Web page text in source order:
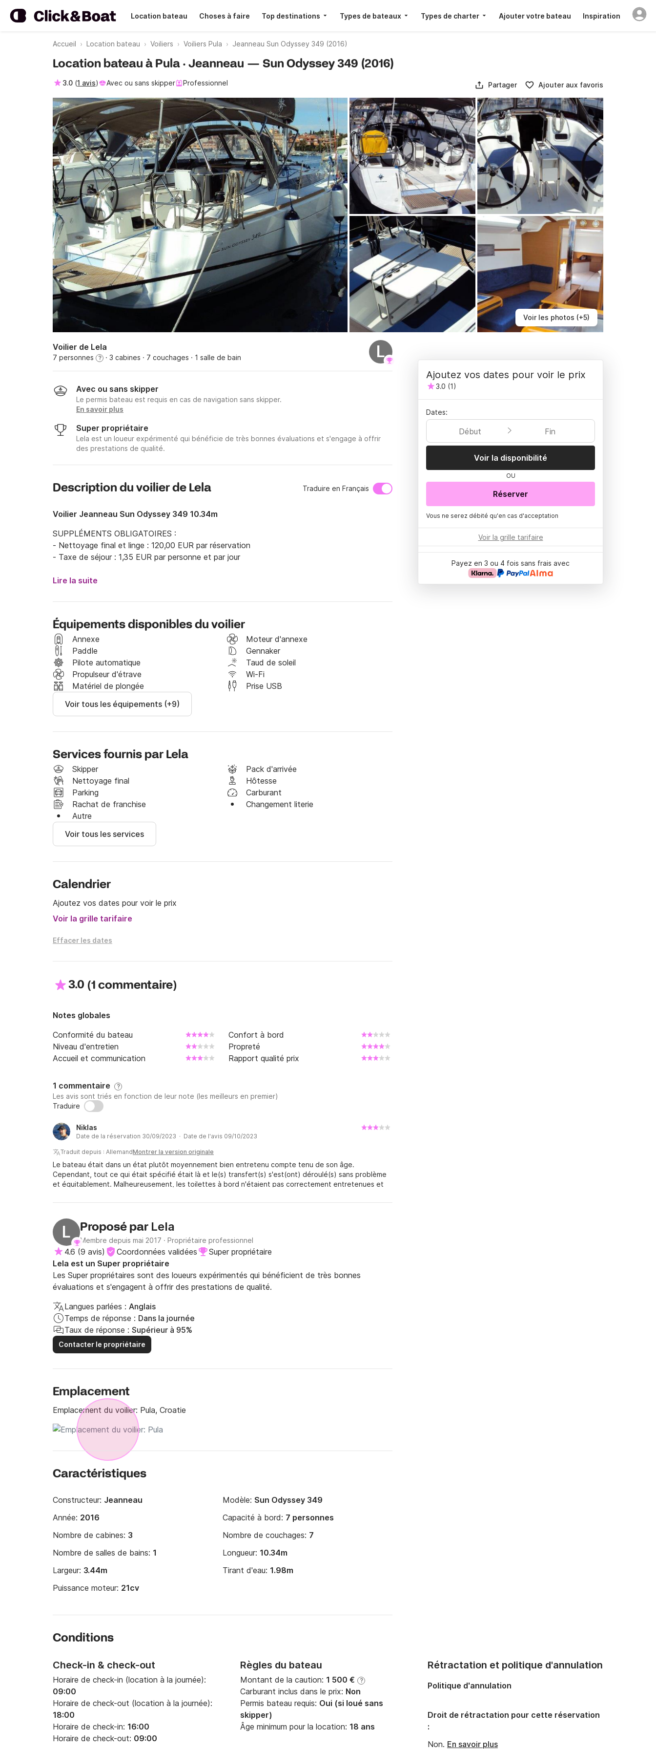
Location bateau Choses à faire Top destinations Types de bateaux Types de charter Ajouter votre bateau Inspiration
Accueil Location bateau Voiliers Voiliers Pula Jeanneau Sun Odyssey 349 (2016)
Voir les photos (+5)
Location bateau à Pula · Jeanneau — Sun Odyssey 349 (2016)
3.0 (1 avis) Avec ou sans skipper Professionnel Partager Ajouter aux favoris
Voilier de Lela
7 personnes ? · 3 cabines · 7 couchages · 1 salle de bain L
Avec ou sans skipper
Le permis bateau est requis en cas de navigation sans skipper.
En savoir plus
Super propriétaire
Lela est un loueur expérimenté qui bénéficie de très bonnes évaluations et s'engage à offrir
des prestations de qualité.
Description du voilier de Lela Traduire en Français
Voilier Jeanneau Sun Odyssey 349 10.34m
SUPPLÉMENTS OBLIGATOIRES :
- Nettoyage final et linge : 120,00 EUR par réservation
- Taxe de séjour : 1,35 EUR par personne et par jour
Lire la suite
Équipements disponibles du voilier
Annexe
Moteur d'annexe
Paddle
Gennaker
Pilote automatique
Taud de soleil
Propulseur d'étrave
Wi-Fi
Matériel de plongée
Prise USB
Voir tous les équipements (+9)
Services fournis par Lela
Skipper
Pack d'arrivée
Nettoyage final
Hôtesse
Parking
Carburant
Rachat de franchise
Changement literie
Autre
Voir tous les services
Calendrier
Ajoutez vos dates pour voir le prix
Voir la grille tarifaire
Effacer les dates
3.0 (1 commentaire)
Notes globales
Conformité du bateau
Confort à bord
Niveau d'entretien
Propreté
Accueil et communication
Rapport qualité prix
1 commentaire ?
Les avis sont triés en fonction de leur note (les meilleurs en premier)
Traduire
Niklas
Date de la réservation 30/09/2023 · Date de l'avis 09/10/2023
Traduit depuis : AllemandMontrer la version originale
Le bateau était dans un état plutôt moyennement bien entretenu compte tenu de son âge.
Cependant, tout ce qui était spécifié était là et le(s) transfert(s) s'est(ont) déroulé(s) sans problème
et équitablement. Malheureusement, les toilettes à bord n'étaient pas correctement entretenues et
heures (sans le moteur) et malgré une utilisation très limitée, nous avons donc dû faire tourner le
faible consommation de carburant du moteur.
L Proposé par Lela
Membre depuis mai 2017 · Propriétaire professionnel
4.6 (9 avis) Coordonnées validées
Super propriétaire
Lela est un Super propriétaire
Les Super propriétaires sont des loueurs expérimentés qui bénéficient de très bonnes
évaluations et s'engagent à offrir des prestations de qualité.
Langues parlées : Anglais
Temps de réponse : Dans la journée
Taux de réponse : Supérieur à 95%
Contacter le propriétaire
Emplacement
Emplacement du voilier: Pula, Croatie
Caractéristiques
Constructeur: Jeanneau Modèle: Sun Odyssey 349
Année: 2016 Capacité à bord: 7 personnes
Nombre de cabines: 3 Nombre de couchages: 7
Nombre de salles de bains: 1 Longueur: 10.34m
Largeur: 3.44m Tirant d'eau: 1.98m
Puissance moteur: 21cv
Ajoutez vos dates pour voir le prix
3.0 (1)
Dates:
Début Fin
Voir la disponibilité
OU
Réserver
Vous ne serez débité qu'en cas d'acceptation
Voir la grille tarifaire
Payez en 3 ou 4 fois sans frais avec
Conditions
Check-in & check-out
Horaire de check-in (location à la journée):
09:00
Horaire de check-out (location à la journée):
18:00
Horaire de check-in: 16:00
Horaire de check-out: 09:00
Règles du bateau
Montant de la caution: 1 500 € ?
Carburant inclus dans le prix: Non
Permis bateau requis: Oui (si loué sans
skipper)
Âge minimum pour la location: 18 ans
Rétractation et politique d'annulation
Politique d'annulation
Droit de rétractation pour cette réservation
:
Non. En savoir plus